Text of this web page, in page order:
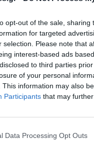
opt-out of the sale,
for targeted
selection. Please note that
interest-based ads
to third parties
of your personal
This information may also
Participants that may
Data Processing Opt Outs
2026 13:12
θύμα
Λίβανο»
τουρίστρια